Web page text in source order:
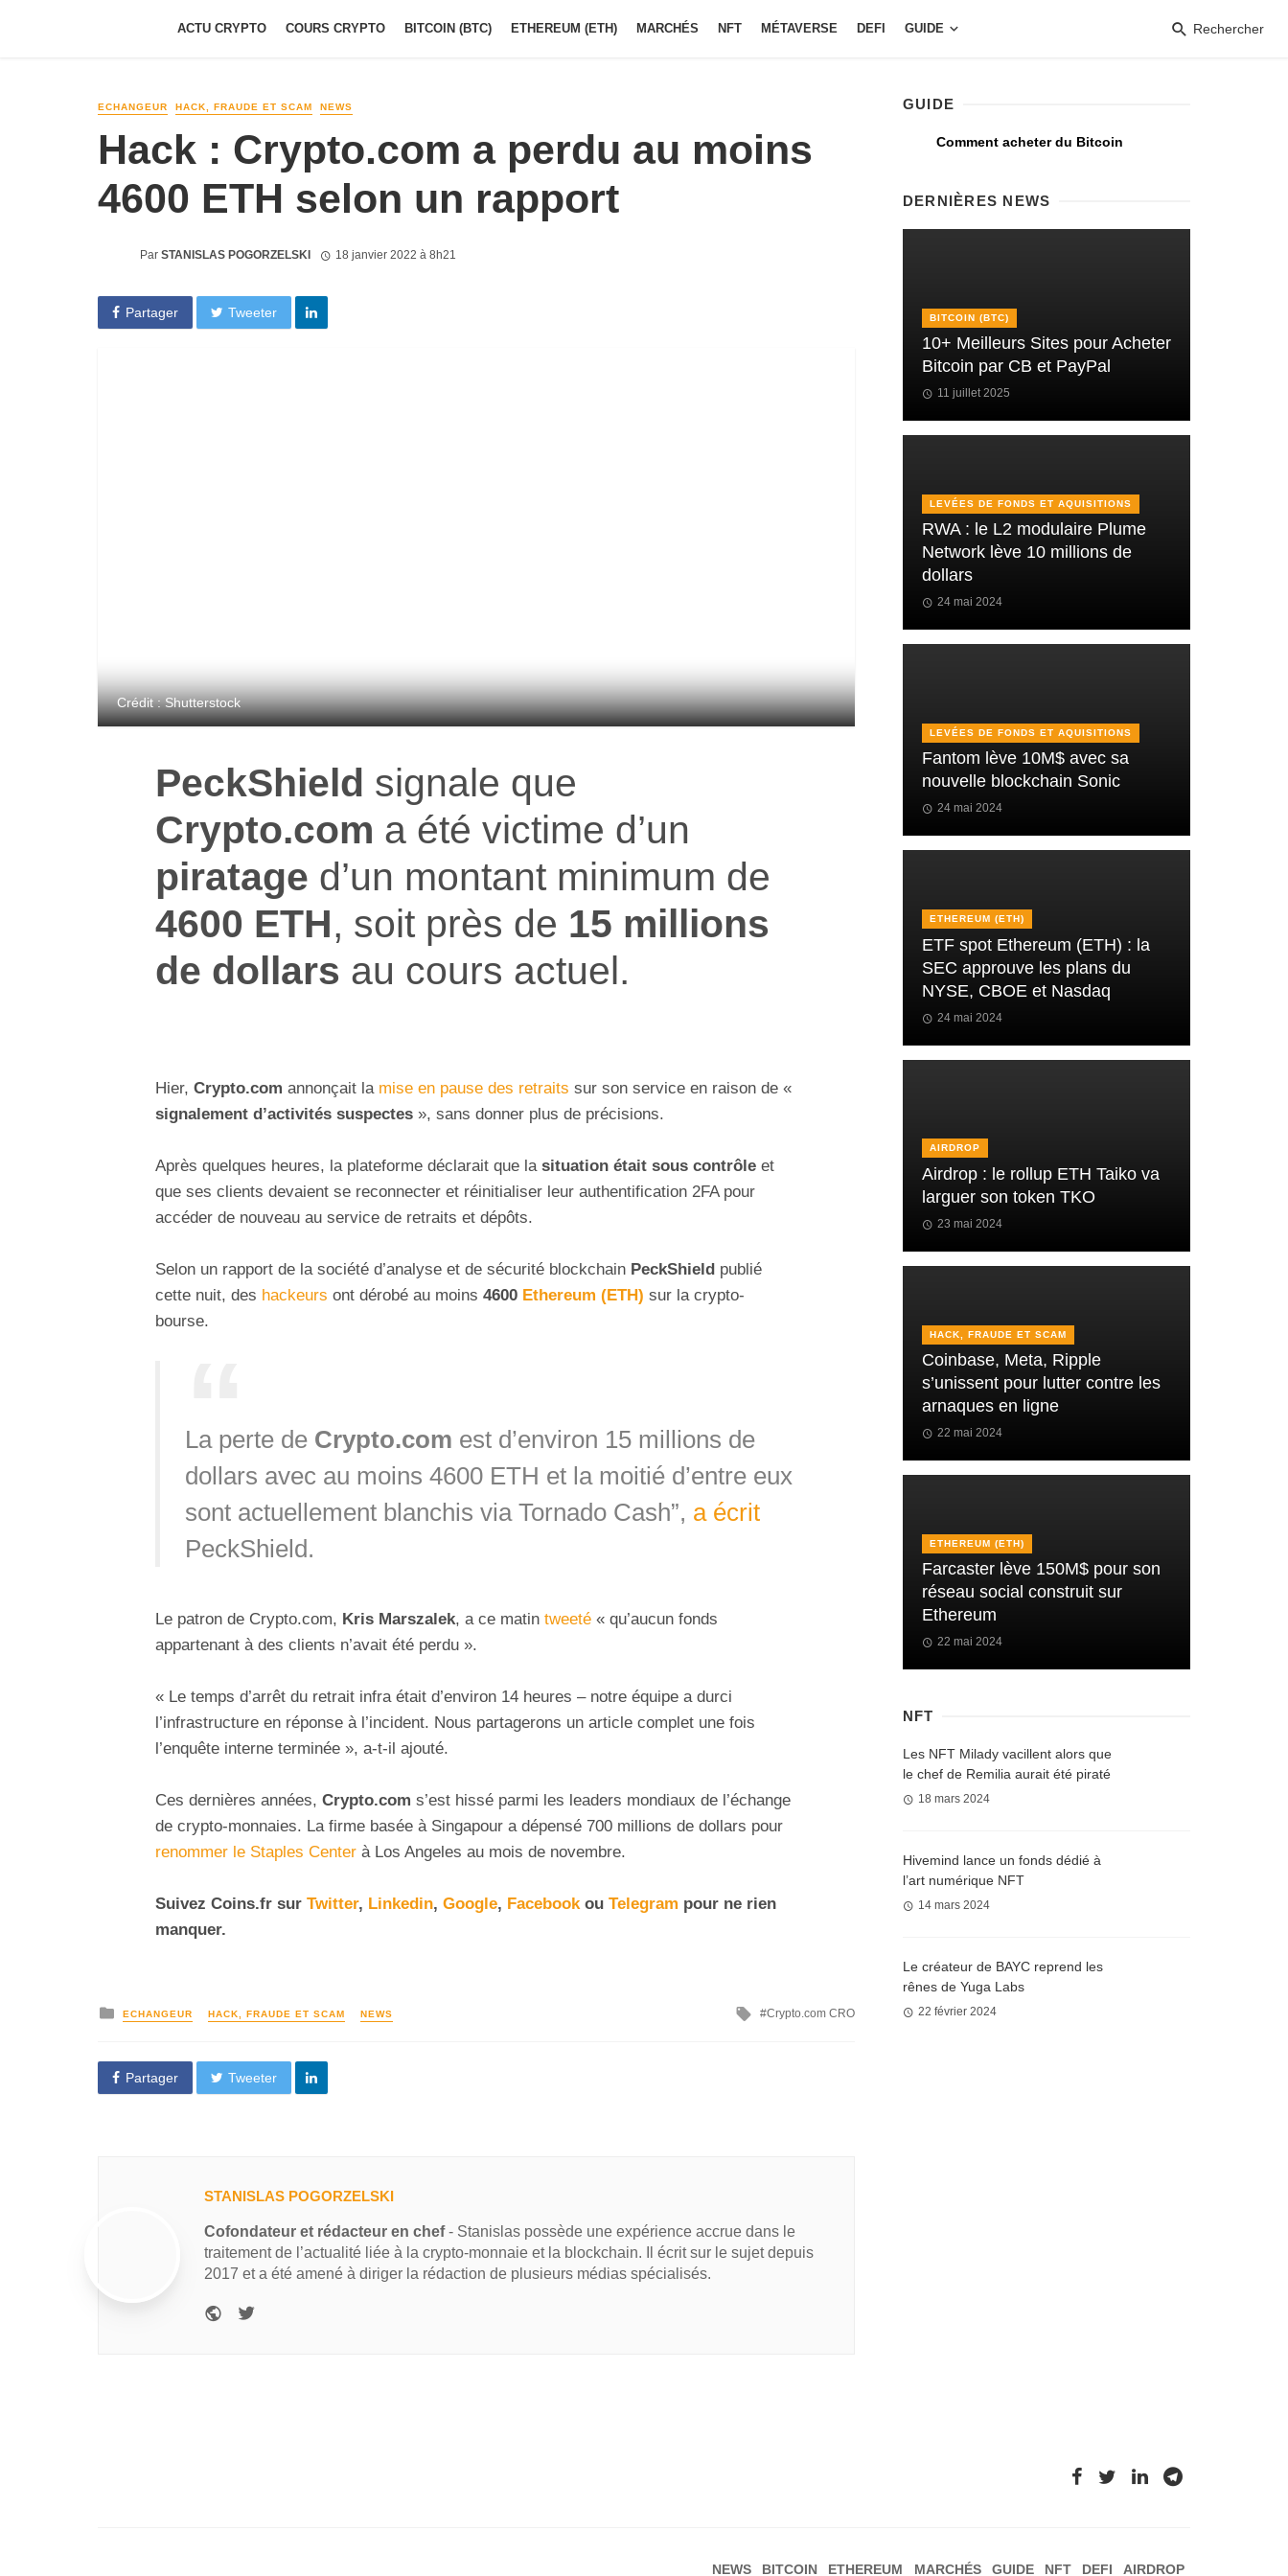
ACTU CRYPTO COURS CRYPTO BITCOIN (BTC) ETHEREUM (ETH) MARCHÉS NFT MÉTAVERSE DEFI GUIDE Rechercher
ECHANGEUR HACK, FRAUDE ET SCAM NEWS
Hack : Crypto.com a perdu au moins
4600 ETH selon un rapport
Par STANISLAS POGORZELSKI 18 janvier 2022 à 8h21
Partager Tweeter
Crédit : Shutterstock
PeckShield signale que
Crypto.com a été victime d’un
piratage d’un montant minimum de
4600 ETH, soit près de 15 millions
de dollars au cours actuel.
Hier, Crypto.com annonçait la mise en pause des retraits sur son service en raison de «
signalement d’activités suspectes », sans donner plus de précisions.
Après quelques heures, la plateforme déclarait que lasituation était sous contrôle et
que ses clients devaient se reconnecter et réinitialiser leur authentification 2FA pour
accéder de nouveau au service de retraits et dépôts.
Selon un rapport de la société d’analyse et de sécurité blockchain PeckShield publié
cette nuit, des hackeurs ont dérobé au moins 4600 Ethereum (ETH) sur la crypto-
bourse.
La perte de Crypto.com est d’environ 15 millions de
dollars avec au moins 4600 ETH et la moitié d’entre eux
sont actuellement blanchis via Tornado Cash”, a écrit
PeckShield.
Le patron de Crypto.com, Kris Marszalek, a ce matin tweeté « qu’aucun fonds
appartenant à des clients n’avait été perdu ».
« Le temps d’arrêt du retrait infra était d’environ 14 heures – notre équipe a durci
l’infrastructure en réponse à l’incident. Nous partagerons un article complet une fois
l’enquête interne terminée », a-t-il ajouté.
Ces dernières années, Crypto.com s’est hissé parmi les leaders mondiaux de l’échange
de crypto-monnaies. La firme basée à Singapour a dépensé 700 millions de dollars pour
renommer le Staples Center à Los Angeles au mois de novembre.
Suivez Coins.fr sur Twitter, Linkedin, Google, Facebookou Telegram pour ne rien
manquer.
ECHANGEUR HACK, FRAUDE ET SCAM NEWS Crypto.com CRO
Partager Tweeter
STANISLAS POGORZELSKI
Cofondateur et rédacteur en chef- Stanislas possède une expérience accrue dans le
traitement de l’actualité liée à la crypto-monnaie et la blockchain. Il écrit sur le sujet depuis
2017 et a été amené à diriger la rédaction de plusieurs médias spécialisés.
GUIDE
Comment acheter du Bitcoin
DERNIÈRES NEWS
BITCOIN (BTC)
10+ Meilleurs Sites pour Acheter
Bitcoin par CB et PayPal
11 juillet 2025
LEVÉES DE FONDS ET AQUISITIONS
RWA : le L2 modulaire Plume
Network lève 10 millions de
dollars
24 mai 2024
LEVÉES DE FONDS ET AQUISITIONS
Fantom lève 10M$ avec sa
nouvelle blockchain Sonic
24 mai 2024
ETHEREUM (ETH)
ETF spot Ethereum (ETH) : la
SEC approuve les plans du
NYSE, CBOE et Nasdaq
24 mai 2024
AIRDROP
Airdrop : le rollup ETH Taiko va
larguer son token TKO
23 mai 2024
HACK, FRAUDE ET SCAM
Coinbase, Meta, Ripple
s’unissent pour lutter contre les
arnaques en ligne
22 mai 2024
ETHEREUM (ETH)
Farcaster lève 150M$ pour son
réseau social construit sur
Ethereum
22 mai 2024
NFT
Les NFT Milady vacillent alors que
le chef de Remilia aurait été piraté
18 mars 2024
Hivemind lance un fonds dédié à
l’art numérique NFT
14 mars 2024
Le créateur de BAYC reprend les
rênes de Yuga Labs
22 février 2024
NEWS BITCOIN ETHEREUM MARCHÉS GUIDE NFT DEFI AIRDROP